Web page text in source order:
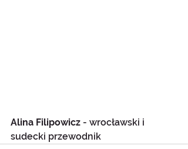
Alina Filipowicz - wrocławski i
sudecki przewodnik